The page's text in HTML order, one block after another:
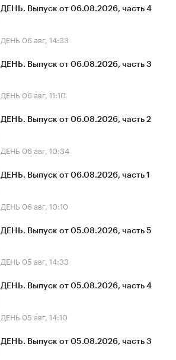
ДЕНЬ. Выпуск от 06.08.2026, часть 4
ДЕНЬ 06 авг, 14:33
ДЕНЬ. Выпуск от 06.08.2026, часть 3
ДЕНЬ 06 авг, 11:10
ДЕНЬ. Выпуск от 06.08.2026, часть 2
ДЕНЬ 06 авг, 10:34
ДЕНЬ. Выпуск от 06.08.2026, часть 1
ДЕНЬ 06 авг, 10:10
ДЕНЬ. Выпуск от 05.08.2026, часть 5
ДЕНЬ 05 авг, 14:33
ДЕНЬ. Выпуск от 05.08.2026, часть 4
ДЕНЬ 05 авг, 14:10
ДЕНЬ. Выпуск от 05.08.2026, часть 3